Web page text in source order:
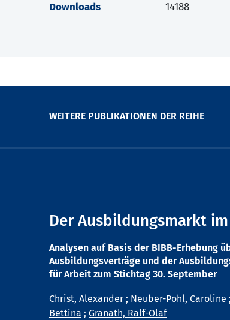
Downloads
14188
WEITERE PUBLIKATIONEN DER REIHE
Der Ausbildungsmarkt im
Analysen auf Basis der BIBB-Erhebung
Ausbildungsverträge und der
für Arbeit zum Stichtag 30. September
Christ, Alexander ; Neuber-Pohl, Caroline ;
Bettina ; Granath, Ralf-Olaf